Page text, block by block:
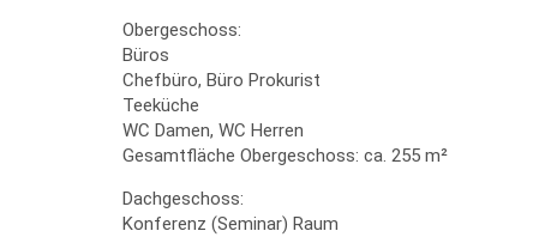
Obergeschoss:
Büros
Chefbüro, Büro Prokurist
Teeküche
WC Damen, WC Herren
Gesamtfläche Obergeschoss: ca. 255 m²
Dachgeschoss:
Konferenz (Seminar) Raum